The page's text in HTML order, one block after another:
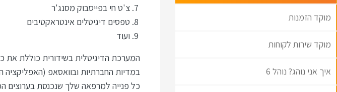
מוקד הזמנות
מוקד שירות לקוחות
איך אני נוהג? נוהל 6
צ'ט חי בפייסבוק מסנג'ר
טפסים דיגיטלים אינטראקטיבים
ועוד
המערכת הדיגיטלית בשידורית כוללת את
במדיות החברתיות ובוואסאפ (האפליקציה
כל פנייה למרפאה שלך שנכנסת בערוצים